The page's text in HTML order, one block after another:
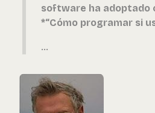
software ha adoptado
*“Cómo programar si
...